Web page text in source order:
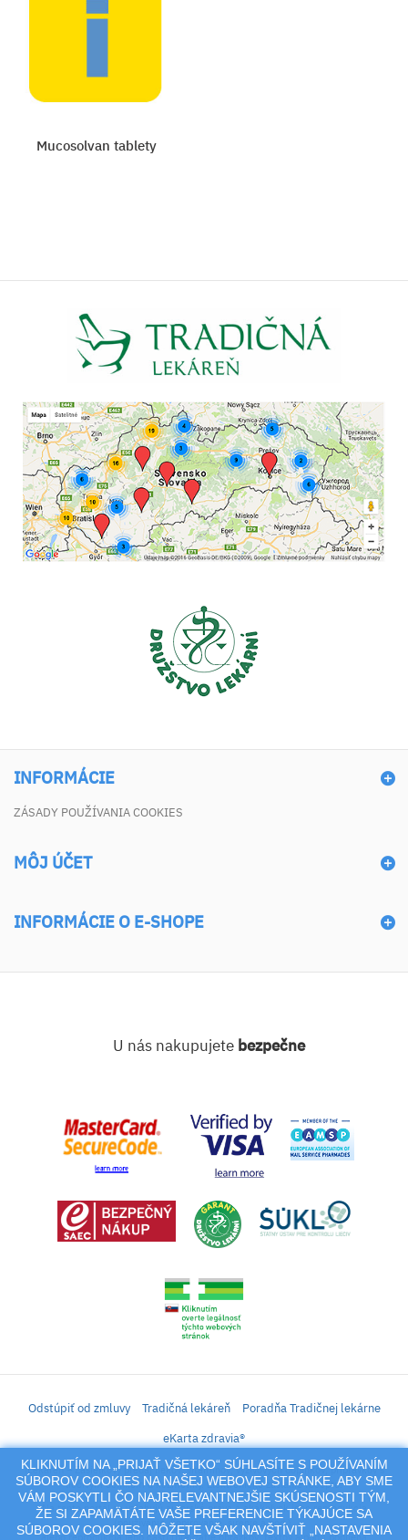
Mucosolvan tablety
INFORMÁCIE
ZÁSADY POUŽÍVANIA COOKIES
MÔJ ÚČET
INFORMÁCIE O E-SHOPE
KLIKNUTÍM NA „PRIJAŤ VŠETKO“ SÚHLASÍTE S POUŽÍVANÍM
SÚBOROV COOKIES NA NAŠEJ WEBOVEJ STRÁNKE, ABY SME
VÁM POSKYTLI ČO NAJRELEVANTNEJŠIE SKÚSENOSTI TÝM,
ŽE SI ZAPAMÄTÁTE VAŠE PREFERENCIE TÝKAJÚCE SA
SÚBOROV COOKIES. MÔŽETE VŠAK NAVŠTÍVIŤ „NASTAVENIA
U nás nakupujete bezpečne
Odstúpiť od zmluvy Tradičná lekáreň
Poradňa Tradičnej lekárne
eKarta zdravia®
iLekáreň – Zásielkový predaj liekov, vitamínov, výživových doplnkov, prípravkov s
liečivým účinkom a kozmetiky. Elektronické zaslanie receptu.
Na tento portál sa vzťahujú autorské práva a akákoľvek jeho reprodukcia
(používanie, kopírovanie, šírenie a pod.),
alebo reprodukcia jeho časti (prevzatie obrázkov, textov a pod.) podlieha